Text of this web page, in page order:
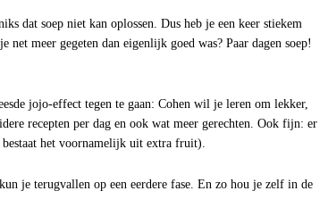
dat soep niet kan oplossen. Dus heb je een keer stiekem
net meer gegeten dan eigenlijk goed was? Paar dagen soep!
jojo-effect tegen te gaan: Cohen wil je leren om lekker,
recepten per dag en ook wat meer gerechten. Ook fijn: er
bestaat het voornamelijk uit extra fruit).
je terugvallen op een eerdere fase. En zo hou je zelf in de